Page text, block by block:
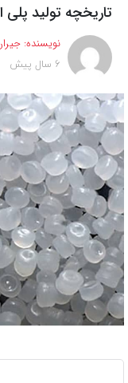
تاریخچه تولید پلی
نویسنده:
6 سال پیش